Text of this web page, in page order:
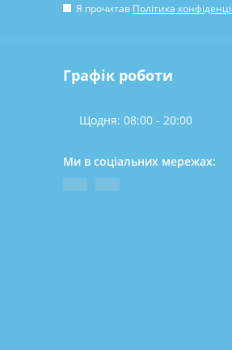
Я прочитав Політика
Графік роботи
Щодня: 08:00 - 20:00
Ми в соціальних мережах: